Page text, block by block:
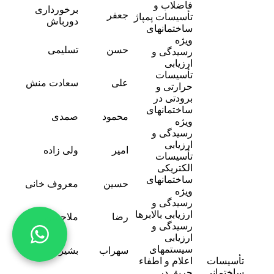
تأسیسات
فاضلاب و
تأسیسات پمپاژ
ساختمانهای
ویژه
رسیدگی و
ارزیابی
تأسیسات
حرارتی و
برودتی در
ساختمانهای
ویژه
رسیدگی و
ارزیابی
تأسیسات
الکتریکی
ساختمانهای
ویژه
رسیدگی و
ارزیابی بالابرها
رسیدگی و
ارزیابی
سیستمهای
اعلام و اطفاء
جعفر
برخورداری
دورباش
حسن تسلیمی
علی سعادت منش
محمود صمدی
امیر ولی زاده
حسین معروف خانی
رضا ملاحسن
سهراب بشیری